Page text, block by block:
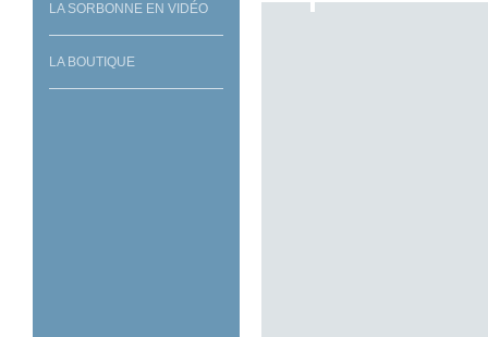
LA SORBONNE EN VIDÉO
LA BOUTIQUE